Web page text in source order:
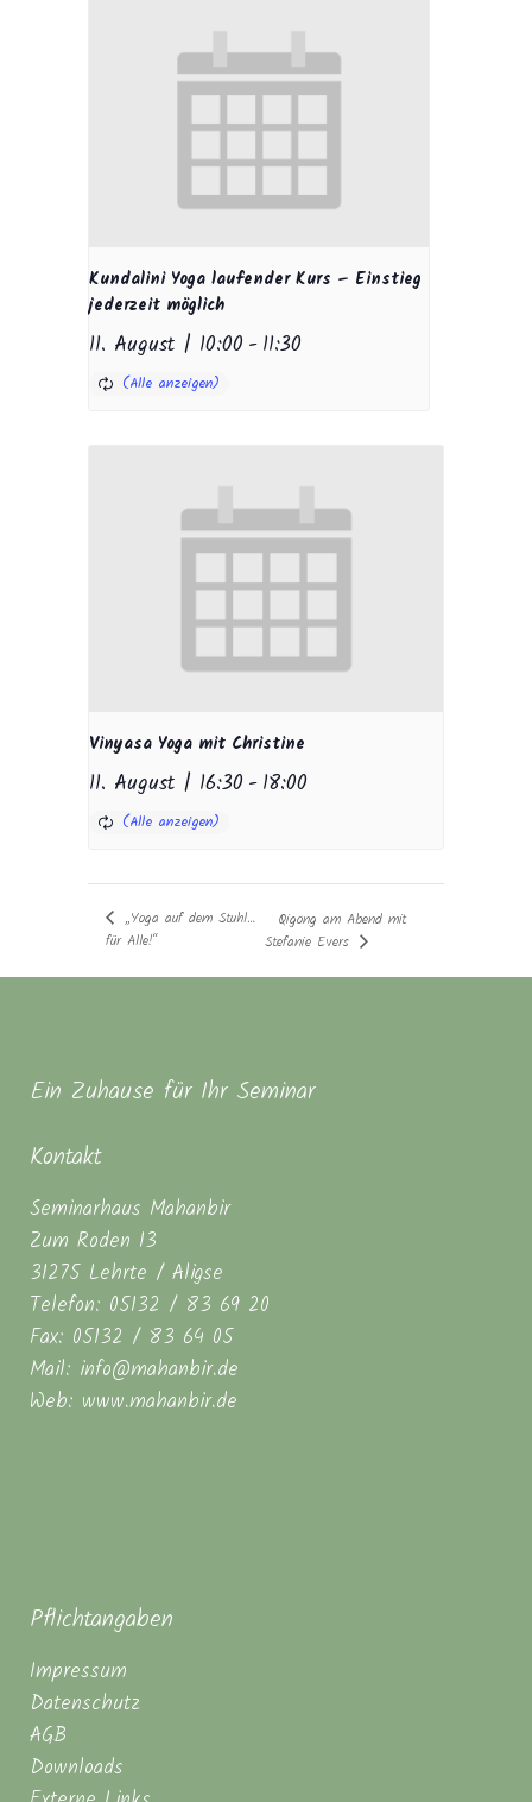
Kundalini Yoga laufender Kurs – Einstieg
jederzeit möglich
11. August | 10:00 -11:30
Vinyasa Yoga mit Christine
11. August | 16:30 -18:00
„Yoga auf dem Stuhl…
für Alle!“
Qigong am Abend mit
Stefanie Evers
Ein Zuhause für Ihr Seminar
Kontakt
Seminarhaus Mahanbir
Zum Roden 13
31275 Lehrte / Aligse
Telefon: 05132 / 83 69 20
Fax: 05132 / 83 64 05
Mail: info@mahanbir.de
Web: www.mahanbir.de
Pflichtangaben
Impressum
Datenschutz
AGB
Downloads